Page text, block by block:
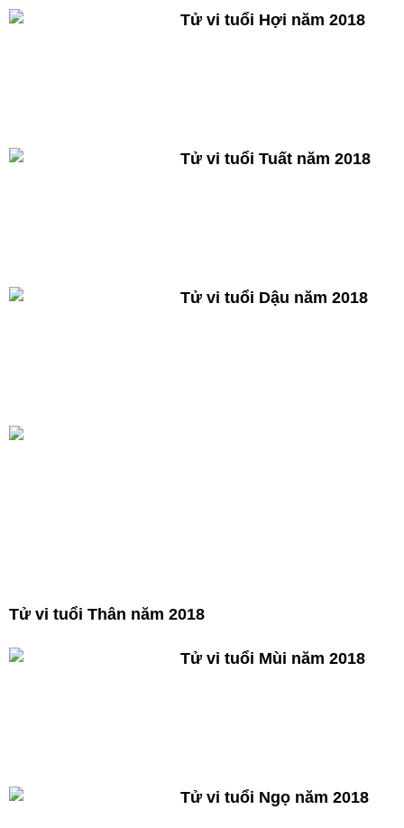
Tử vi tuổi Hợi năm 2018
Tử vi tuổi Tuất năm 2018
Tử vi tuổi Dậu năm 2018
Tử vi tuổi Thân năm 2018
Tử vi tuổi Mùi năm 2018
Tử vi tuổi Ngọ năm 2018